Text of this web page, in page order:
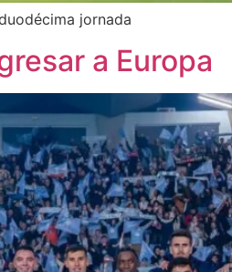
jornada
a Europa